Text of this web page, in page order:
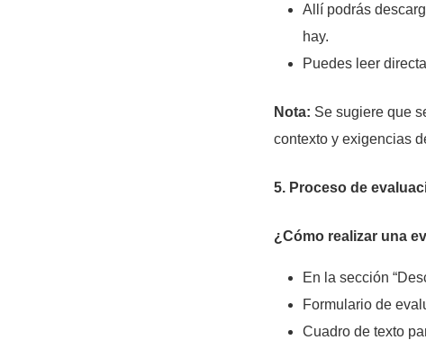
Allí podrás
hay.
Puedes leer
Nota: Se sugiere que
contexto y exigencias
5. Proceso de
¿Cómo realizar una
En la sección
Formulario de
Cuadro de texto